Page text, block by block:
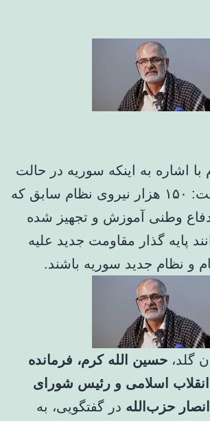
اشاره به اینکه سوریه در حالت
تجزیه است، گفت: ۱۵۰ هزار نیروی نظام سابق که
وطنی آموزش و تجهیز شده
پایه گذار مقاومت جدید علیه
و نظام جدید سوریه باشند.
گلد، حسین الله کرم، فرمانده
انقلاب اسلامی و رئیس شورای
حزب‌الله در گفتگویی، به